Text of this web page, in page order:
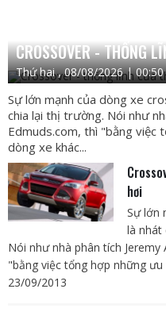
CROSSOVER - THỐNG
Thứ hai , 08/08/2026 | 00:50
Sự lớn mạnh của dòng xe
chia lại thị trường. Nói như
Edmuds.com, thì "bằng việc
dòng xe khác...
hơi
Sự lớn
là nhát
Nói như nhà phân tích
"bằng việc tổng hợp những
23/09/2013